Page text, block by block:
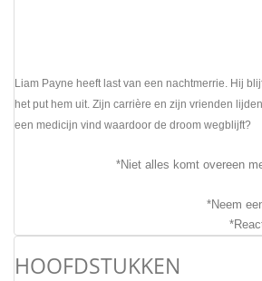
Liam Payne heeft last van een nachtmerrie. Hij
het put hem uit. Zijn carrière en zijn vrienden
een medicijn vind waardoor de droom wegblijft?
*Niet alles komt overeen
*Neem
HOOFDSTUKKEN